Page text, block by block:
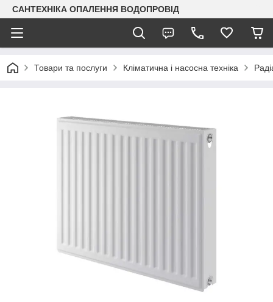
САНТЕХНІКА ОПАЛЕННЯ ВОДОПРОВІД
Товари та послуги Кліматична і насосна техніка